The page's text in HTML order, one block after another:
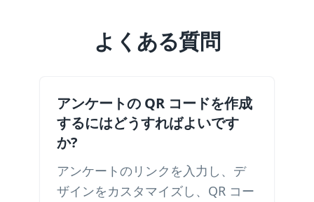
よくある質問
アンケートの QR コードを作成
するにはどうすればよいです
か?
アンケートのリンクを入力し、デ
ザインをカスタマイズし、QR コー